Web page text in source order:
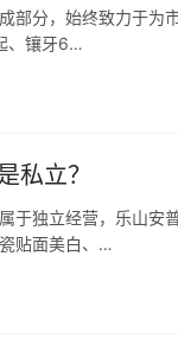
部分，始终致力于
、镶牙6…
私立？
于独立经营，乐山安
贴面美白、…